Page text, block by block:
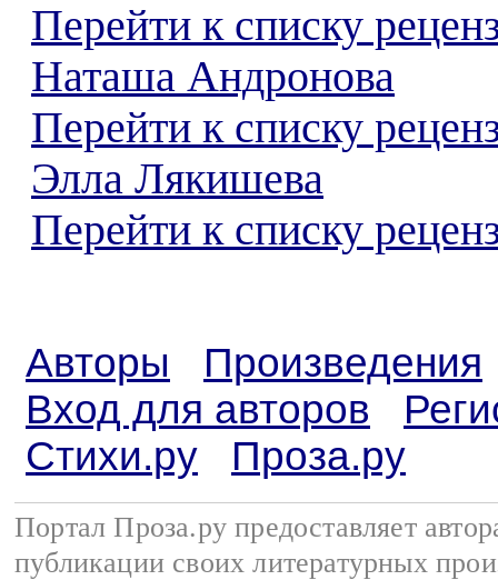
Перейти к списку
Наташа Андронова
Перейти к списку
Элла Лякишева
Перейти к списку
Авторы
Произведения
Вход для авторов
Стихи.ру
Проза.ру
Портал Проза.ру предоставляет
публикации своих литературных